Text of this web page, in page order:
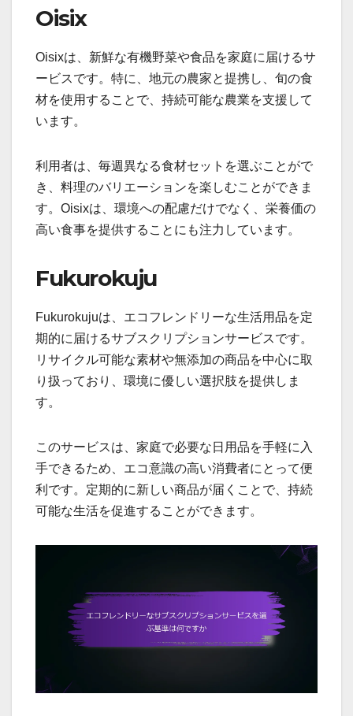
Oisix
Oisixは、新鮮な有機野菜や食品を家庭に届けるサ
ービスです。特に、地元の農家と提携し、旬の食
材を使用することで、持続可能な農業を支援して
います。
利用者は、毎週異なる食材セットを選ぶことがで
き、料理のバリエーションを楽しむことができま
す。Oisixは、環境への配慮だけでなく、栄養価の
高い食事を提供することにも注力しています。
Fukurokuju
Fukurokujuは、エコフレンドリーな生活用品を定
期的に届けるサブスクリプションサービスです。
リサイクル可能な素材や無添加の商品を中心に取
り扱っており、環境に優しい選択肢を提供しま
す。
このサービスは、家庭で必要な日用品を手軽に入
手できるため、エコ意識の高い消費者にとって便
利です。定期的に新しい商品が届くことで、持続
可能な生活を促進することができます。